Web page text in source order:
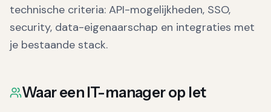
technische criteria: API-mogelijkheden, SSO,
security, data-eigenaarschap en integraties met
je bestaande stack.
Waar een IT-managerop let